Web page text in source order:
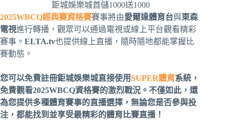
鉅城娛樂城首儲1000送1000
2025WBCQ經典賽資格賽賽事將由愛爾達體育台與東森
電視進行轉播，觀眾可以通過電視或線上平台觀看精彩
賽事。 ELTA.tv也提供線上直播，隨時隨地都能掌握比
賽動態。
您可以免費註冊鉅城娛樂城直接使用SUPER體育系統，
免費觀看2025WBCQ資格賽的激烈戰況。不僅如此，還
為您提供多種體育賽事的直播選擇，無論您是否參與投
注，都能找到並享受最精彩的體育比賽直播！